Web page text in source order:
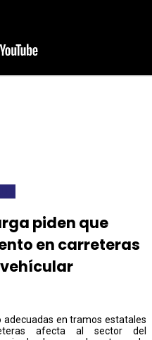
piden que
en carreteras
adecuadas en tramos estatales
afecta al sector del